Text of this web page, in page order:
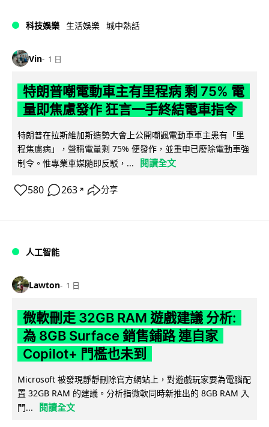
科技娛樂 生活娛樂 城中熱話
Vin 1 日
特朗普嘲電動車主有里程病 剩 75% 電
量即焦慮發作 狂言一手終結電車指令
特朗普在拉斯維加斯造勢大會上公開嘲諷電動車車主患有「里
程焦慮病」，聲稱電量剩 75% 便發作，並重申已廢除電動車強
制令。惟專業車媒隨即反駁，...
閱讀全文
580 263 ↗ 分享
人工智能
Lawton 1 日
微軟刪走 32GB RAM 遊戲建議 分析:
為 8GB Surface 銷售鋪路 連自家
Copilot+ 門檻也未到
Microsoft 被發現靜靜刪除官方網站上，對遊戲玩家要為電腦配
置 32GB RAM 的建議。分析指微軟同時新推出的 8GB RAM 入
門...
閱讀全文